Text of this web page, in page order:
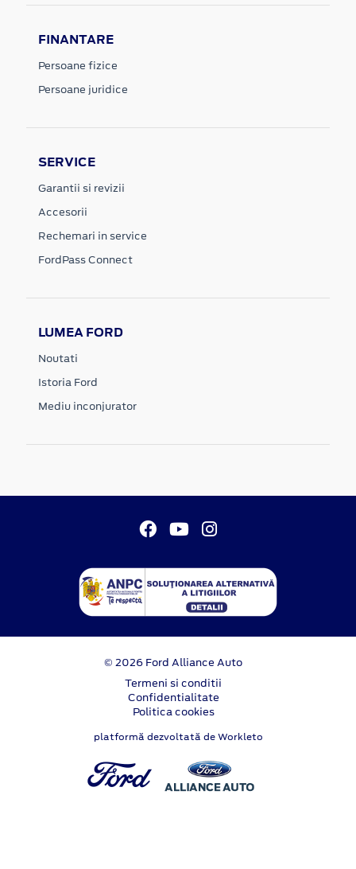
FINANTARE
Persoane fizice
Persoane juridice
SERVICE
Garantii si revizii
Accesorii
Rechemari in service
FordPass Connect
LUMEA FORD
Noutati
Istoria Ford
Mediu inconjurator
© 2026 Ford Alliance Auto
Termeni si conditii
Confidentialitate
Politica cookies
platformă dezvoltată de Workleto